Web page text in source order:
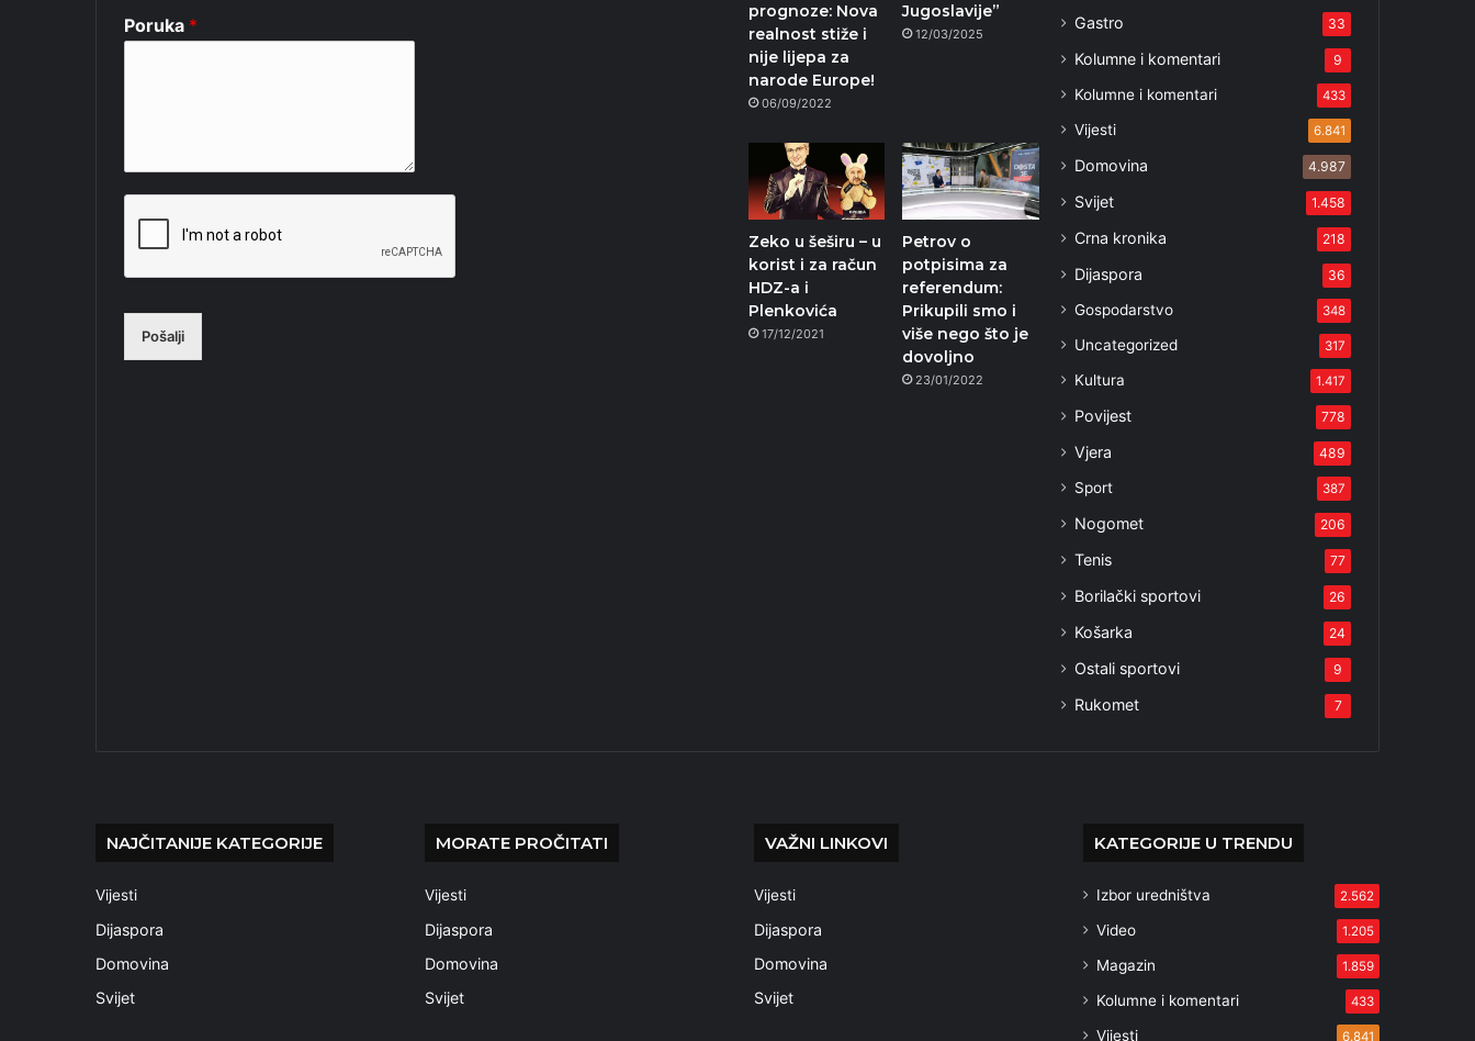
Poruka *
Pošalji
prognoze: Nova
realnost stiže i
nije lijepa za
narode Europe!
06/09/2022
Jugoslavije”
12/03/2025
Zeko u šeširu – u
korist i za račun
HDZ-a i
Plenkovića
17/12/2021
Petrov o
potpisima za
referendum:
Prikupili smo i
više nego što je
dovoljno
23/01/2022
Gastro 33
Kolumne i komentari 9
Kolumne i komentari 433
Vijesti 6.841
Domovina 4.987
Svijet 1.458
Crna kronika 218
Dijaspora 36
Gospodarstvo 348
Uncategorized 317
Kultura 1.417
Povijest 778
Vjera 489
Sport 387
Nogomet 206
Tenis 77
Borilački sportovi 26
Košarka 24
Ostali sportovi 9
Rukomet 7
NAJČITANIJE KATEGORIJE
Vijesti
Dijaspora
Domovina
Svijet
MORATE PROČITATI
Vijesti
Dijaspora
Domovina
Svijet
VAŽNI LINKOVI
Vijesti
Dijaspora
Domovina
Svijet
KATEGORIJE U TRENDU
Izbor uredništva 2.562
Video 1.205
Magazin 1.859
Kolumne i komentari 433
Vijesti 6.841